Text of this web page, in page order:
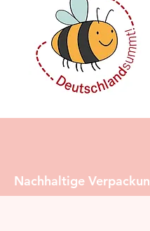
Nachhaltige